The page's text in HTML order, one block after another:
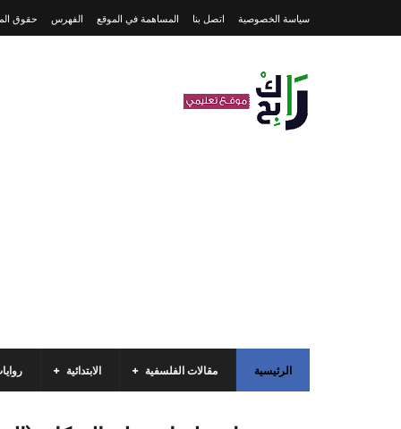
سياسة الخصوصية اتصل بنا المساهمة في الموقع الفهرس حقوق
الرئيسية مقالات الفلسفية الابتدائية